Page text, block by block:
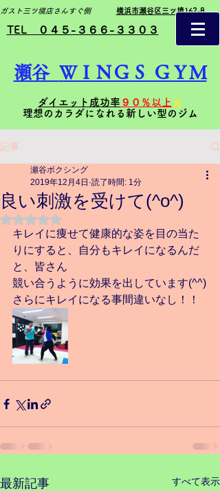
TEL ０４５-３６６-３３０３
ガスト三ツ境店さんすぐ側 横浜市瀬谷区三ツ境162-8
瀬谷 ＷＩＮＧＳ ＧＹＭ
ダイエット成功率 ９０％以上 ★
理想のカラダになれる新しい型のジム
記事
良い刺激を受けて(^o^)
瀬谷ボクシング
2019年12月4日 読了時間: 1分
5つ星のうちNaNと評価されています。
キレイに痩せて健康的な姿を目の当た
りにすると、自分もキレイになるんだ
と、皆さん
競い合うように効果を出しています(^^)
さらにキレイになる事間違いなし！！
最新記事 すべて表示